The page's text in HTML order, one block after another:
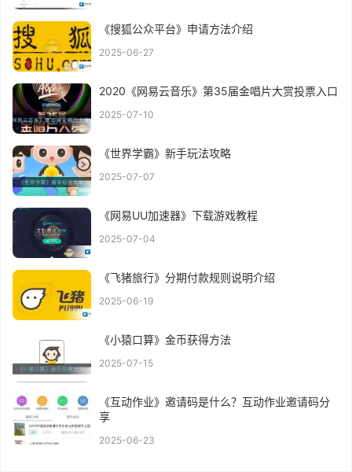
《搜狐公众平台》申请方法介绍
2025-06-27
2020《网易云音乐》第35届金唱片大赏投票入口
2025-07-10
《世界学霸》新手玩法攻略
2025-07-07
《网易UU加速器》下载游戏教程
2025-07-04
《飞猪旅行》分期付款规则说明介绍
2025-06-19
《小猿口算》金币获得方法
2025-07-15
《互动作业》邀请码是什么？互动作业邀请码分
享
2025-06-23